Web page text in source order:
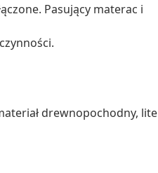
Pasujący materac i
drewnopochodny, lite